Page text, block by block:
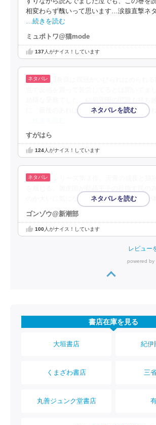
相変わらず醜いって思います…涙腺直撃ネタ
…続きを読む
ミュポトワ@猫mode
137人がナイス！しています
に、最後のあれは何？やっぱり苑遊ですか
すがはら
124人がナイス！しています
のか大いに気になる。最終章の謎の主の正体
ゴンゾウ@新潮部
100人がナイス！しています
レビュー
powered by
書店在庫を見る
大垣書店 紀伊
くまざわ書店 三
丸善ジュンク堂書店